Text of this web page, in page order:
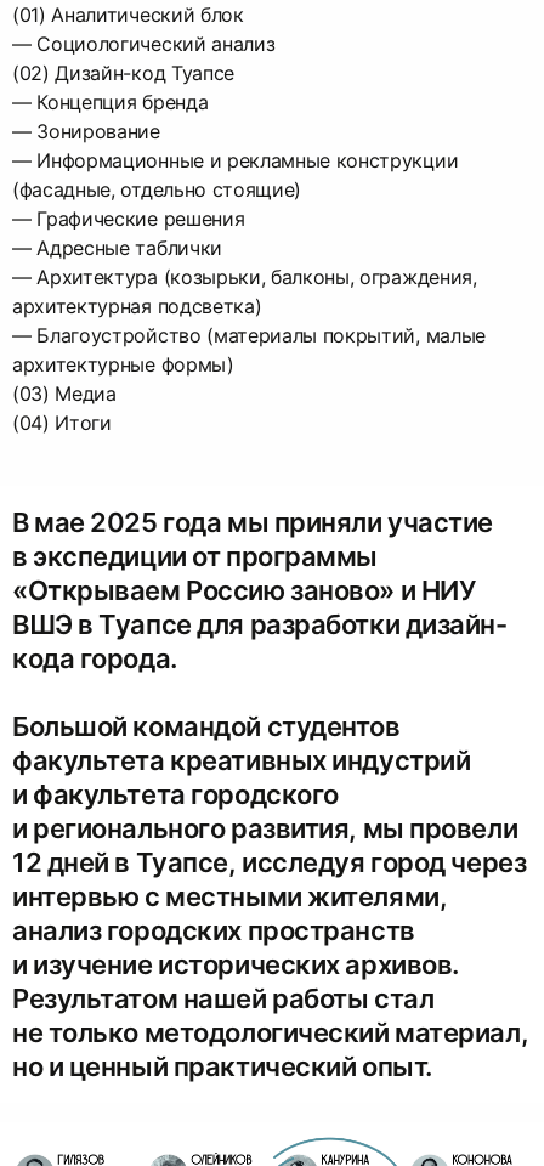
(01) Аналитический блок
— Социологический анализ
(02) Дизайн-код Туапсе
— Концепция бренда
— Зонирование
— Информационные и рекламные конструкции
(фасадные, отдельно стоящие)
— Графические решения
— Адресные таблички
— Архитектура (козырьки, балконы, ограждения,
архитектурная подсветка)
— Благоустройство (материалы покрытий, малые
архитектурные формы)
(03) Медиа
(04) Итоги
В мае 2025 года мы приняли участие
в экспедиции от программы
«Открываем Россию заново» и НИУ
ВШЭ в Туапсе для разработки дизайн-
кода города.
Большой командой студентов
факультета креативных индустрий
и факультета городского
и регионального развития, мы провели
12 дней в Туапсе, исследуя город через
интервью с местными жителями,
анализ городских пространств
и изучение исторических архивов.
Результатом нашей работы стал
не только методологический материал,
но и ценный практический опыт.